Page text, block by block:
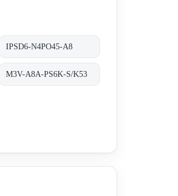
IPSD6-N4PO45-A8
M3V-A8A-PS6K-S/K53